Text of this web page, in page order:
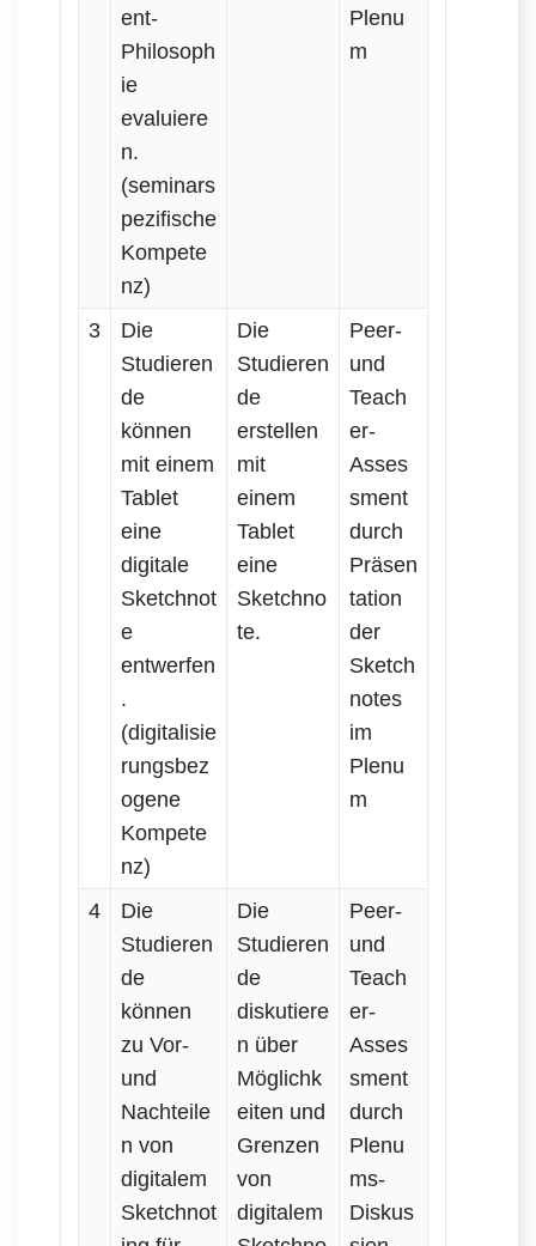
ent-
Philosoph
ie
evaluiere
n.
(seminars
pezifische
Kompete
nz)
Plenu
m
3
Die
Studieren
de
können
mit einem
Tablet
eine
digitale
Sketchnot
e
entwerfen
.
(digitalisie
rungsbez
ogene
Kompete
nz)
Die
Studieren
de
erstellen
mit
einem
Tablet
eine
Sketchno
te.
Peer-
und
Teach
er-
Asses
sment
durch
Präsen
tation
der
Sketch
notes
im
Plenu
m
4
Die
Studieren
de
können
zu Vor-
und
Nachteile
n von
digitalem
Sketchnot
Die
Studieren
de
diskutiere
n über
Möglichk
eiten und
Grenzen
von
digitalem
Peer-
und
Teach
er-
Asses
sment
durch
Plenu
ms-
Diskus